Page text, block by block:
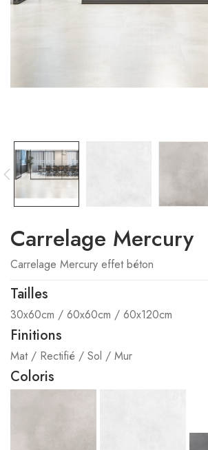
Carrelage Mercury
Carrelage Mercury effet béton
Tailles
30x60cm / 60x60cm / 60x120cm
Finitions
Mat / Rectifié / Sol / Mur
Coloris